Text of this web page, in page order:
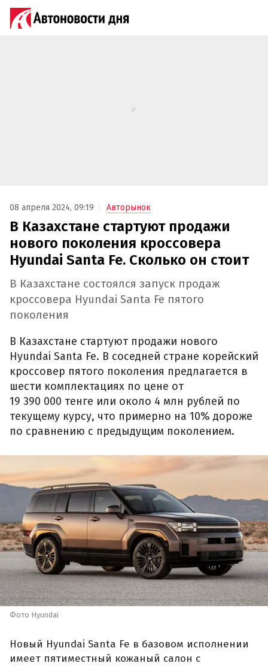
08 апреля 2024, 09:19 Авторынок
В Казахстане стартуют продажи
нового поколения кроссовера
Hyundai Santa Fe. Сколько он стоит
В Казахстане состоялся запуск продаж
кроссовера Hyundai Santa Fe пятого
поколения
В Казахстане стартуют продажи нового
Hyundai Santa Fe. В соседней стране корейский
кроссовер пятого поколения предлагается в
шести комплектациях по цене от
19 390 000 тенге или около 4 млн рублей по
текущему курсу, что примерно на 10% дороже
по сравнению с предыдущим поколением.
Фото Hyundai
Новый Hyundai Santa Fe в базовом исполнении
имеет пятиместный кожаный салон с